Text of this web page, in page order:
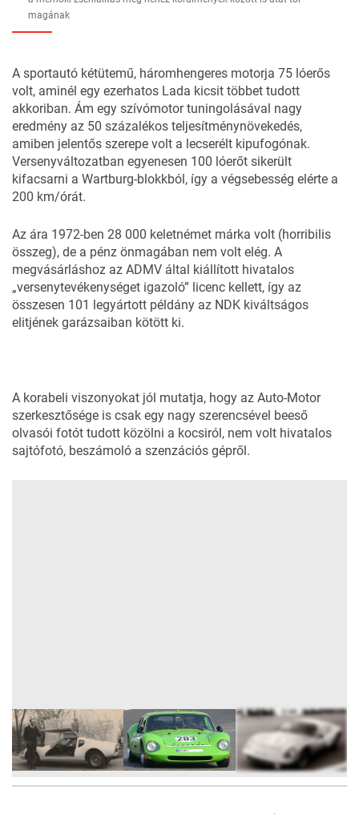
magának
A sportautó kétütemű, háromhengeres motorja 75 lóerős
volt, aminél egy ezerhatos Lada kicsit többet tudott
akkoriban. Ám egy szívómotor tuningolásával nagy
eredmény az 50 százalékos teljesítménynövekedés,
amiben jelentős szerepe volt a lecserélt kipufogónak.
Versenyváltozatban egyenesen 100 lóerőt sikerült
kifacsarni a Wartburg-blokkból, így a végsebesség elérte a
200 km/órát.
Az ára 1972-ben 28 000 keletnémet márka volt (horribilis
összeg), de a pénz önmagában nem volt elég. A
megvásárláshoz az ADMV által kiállított hivatalos
„versenytevékenységet igazoló” licenc kellett, így az
összesen 101 legyártott példány az NDK kiváltságos
elitjének garázsaiban kötött ki.
A korabeli viszonyokat jól mutatja, hogy az Auto-Motor
szerkesztősége is csak egy nagy szerencsével beeső
olvasói fotót tudott közölni a kocsiról, nem volt hivatalos
sajtófotó, beszámoló a szenzációs gépről.